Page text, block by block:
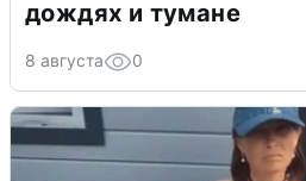
дождях и тумане
8 августа 0